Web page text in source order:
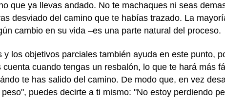
que ya llevas andado. No te machaques ni seas
desviado del camino que te habías trazado. La
cambio en su vida –es una parte natural del proceso.
los objetivos parciales también ayuda en este punto,
cuando tengas un resbalón, lo que te hará más
te has salido del camino. De modo que, en vez
puedes decirte a ti mismo: "No estoy perdiendo